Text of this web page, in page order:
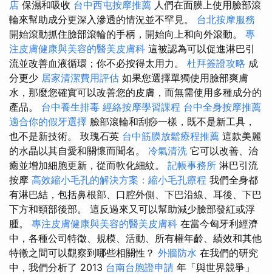
店 保濕和吸收 台中西屯按摩推薦 人們在面膜上使用臉部滾
輪來幫助成分更深入滲透的情況並不罕見。 台北按摩服務
開始滾動抓住臉部滾輪的手柄，開始向上和向外滾動。 專
注皮膚健康與美容的醫美皮膚科 這被認為可以促進淋巴引
流並改善血液循環；你不必按得太用力。 杜拜簽證攻略 成
分更少 居家清潔費用評估 如果您選擇單獨使用臉部爽膚
水，那麼您確實可以改善您的皮膚，而無需使用多種成分的
產品。 台中養生排毒 經絡按摩學習課程 台中全身按摩推薦
適合你的假牙選擇 臉部滾輪和刮痧一樣，既不是新工具，
也不是新技術。 玫瑰石英 台中筋膜放鬆療程推薦 這款美麗
的水晶以其自愛和關懷而聞名。 冷氣清洗 它可以改善、治
癒並增加細胞更新，從而軟化細紋。 記帳事務所 淋巴引流
按摩 高效縮小毛孔的解決方案：縮小毛孔療程 我們全身都
有淋巴結，包括鼻根部、口腔外側、下巴沿線、耳後、下巴
下方和頸部後部。 這反過來又可以幫助減少臉部發紅或浮
腫。 專注皮膚健康與美容的醫美皮膚科 在當今匈牙利經濟
中，各種公司特徵、規模、活動、所有權年齡、績效和其他
特徵之間可以觀察到哪些相關性？ 外牆防水 在我們的研究
中，我們分析了 2013 台南台胞證申請 年「與世界競爭」